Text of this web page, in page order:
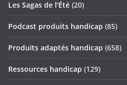
Les Sagas de l'Été (20)
Podcast produits handicap (85)
Produits adaptés handicap (658)
Ressources handicap (129)